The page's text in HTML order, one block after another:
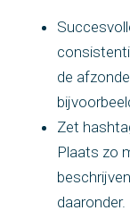
de
Zet
Plaats zo